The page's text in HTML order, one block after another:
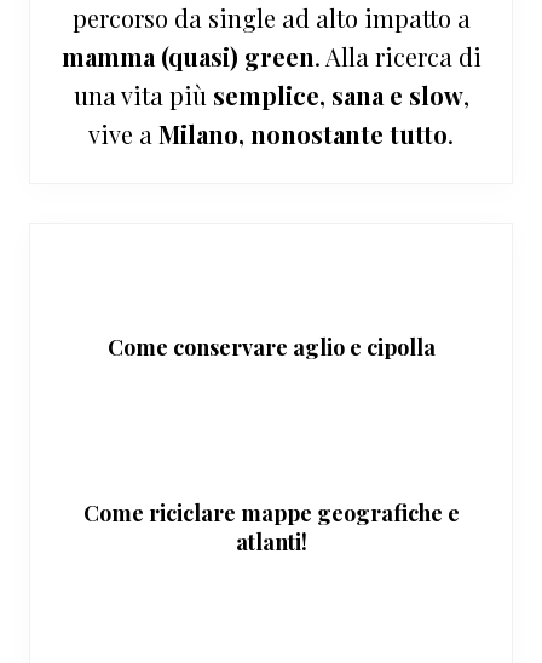
percorso da single ad alto impatto a
mamma (quasi) green. Alla ricerca di
una vita più semplice, sana e slow,
vive a Milano, nonostante tutto.
Come conservare aglio e cipolla
Come riciclare mappe geografiche e
atlanti!